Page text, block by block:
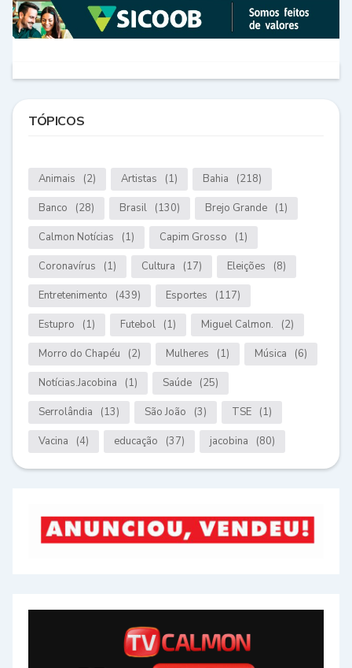
TÓPICOS
Animais (2) Artistas (1) Bahia (218)
Banco (28) Brasil (130) Brejo Grande (1)
Calmon Notícias (1) Capim Grosso (1)
Coronavírus (1) Cultura (17) Eleições (8)
Entretenimento (439) Esportes (117)
Estupro (1) Futebol (1) Miguel Calmon. (2)
Morro do Chapéu (2) Mulheres (1) Música (6)
Notícias.Jacobina (1) Saúde (25)
Serrolândia (13) São João (3) TSE (1)
Vacina (4) educação (37) jacobina (80)